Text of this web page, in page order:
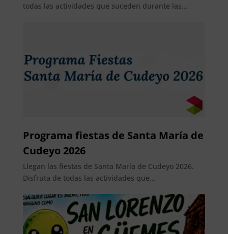
todas las actividades que suceden durante las...
Programa fiestas de Santa María de
Cudeyo 2026
Llegan las fiestas de Santa María de Cudeyo 2026.
Disfruta de todas las actividades que...